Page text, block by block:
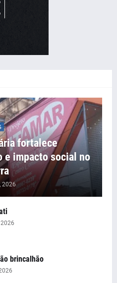
fortalece
e impacto social no
2026
brincalhão